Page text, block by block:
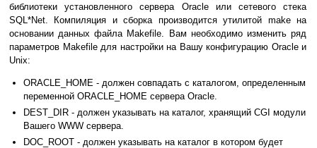
библиотеки установленного сервера Oracle или сетевого стека
SQL*Net. Компиляция и сборка производится утилитой make на
основании данных файла Makefile. Вам необходимо изменить ряд
параметров Makefile для настройки на Вашу конфигурацию Oracle и
Unix:
ORACLE_HOME - должен совпадать с каталогом, определенным
переменной ORACLE_HOME сервера Oracle.
DEST_DIR - должен указывать на каталог, хранящий CGI модули
Вашего WWW сервера.
DOC_ROOT - должен указывать на каталог в котором будет